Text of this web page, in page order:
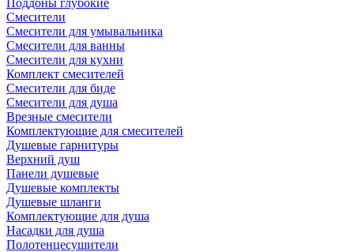
Поддоны глубокие
Смесители
Смесители для умывальника
Смесители для ванны
Смесители для кухни
Комплект смесителей
Смесители для биде
Смесители для душа
Врезные смесители
Комплектующие для смесителей
Душевые гарнитуры
Верхний душ
Панели душевые
Душевые комплекты
Душевые шланги
Комплектующие для душа
Насадки для душа
Полотенцесушители